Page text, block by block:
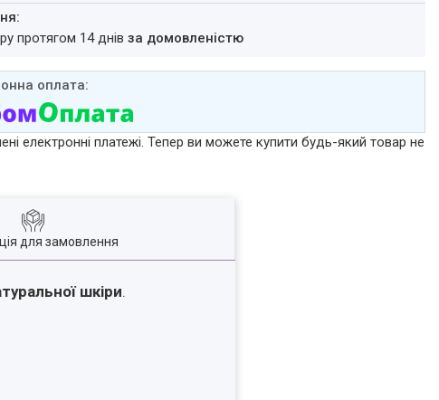
протягом 14 днівза домовленістю
електронні платежі. Тепер ви можете купити будь-який товар не
для замовлення
шкіри.